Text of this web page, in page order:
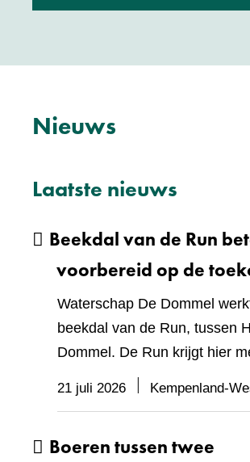
Nieuws
Laatste nieuws
Beekdal van de Run
voorbereid op de
Waterschap De Dommel
beekdal van de Run, tussen
Dommel. De Run krijgt hier
21 juli 2026 Kempenland-
Boeren tussen twee